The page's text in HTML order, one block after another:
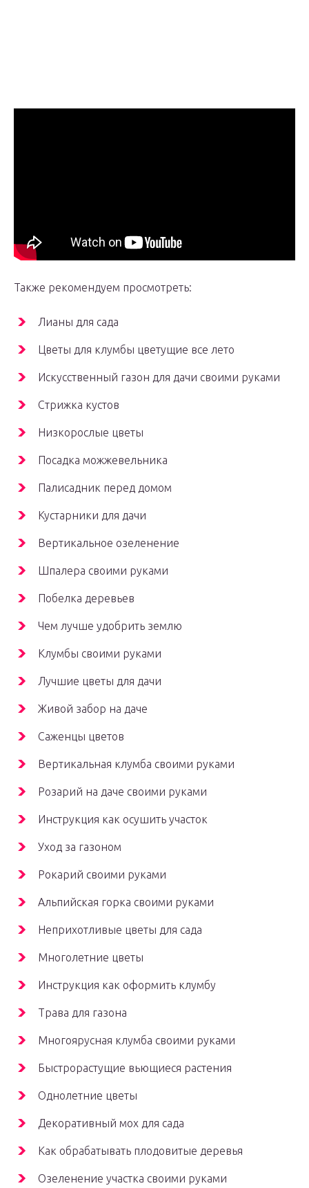
Также рекомендуем просмотреть:
Лианы для сада
Цветы для клумбы цветущие все лето
Искусственный газон для дачи своими руками
Стрижка кустов
Низкорослые цветы
Посадка можжевельника
Палисадник перед домом
Кустарники для дачи
Вертикальное озеленение
Шпалера своими руками
Побелка деревьев
Чем лучше удобрить землю
Клумбы своими руками
Лучшие цветы для дачи
Живой забор на даче
Саженцы цветов
Вертикальная клумба своими руками
Розарий на даче своими руками
Инструкция как осушить участок
Уход за газоном
Рокарий своими руками
Альпийская горка своими руками
Неприхотливые цветы для сада
Многолетние цветы
Инструкция как оформить клумбу
Трава для газона
Многоярусная клумба своими руками
Быстрорастущие вьющиеся растения
Однолетние цветы
Декоративный мох для сада
Как обрабатывать плодовитые деревья
Озеленение участка своими руками